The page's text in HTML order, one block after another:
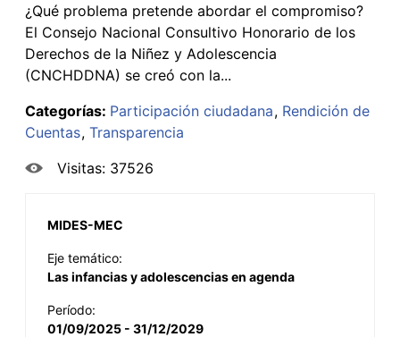
¿Qué problema pretende abordar el compromiso?
El Consejo Nacional Consultivo Honorario de los
Derechos de la Niñez y Adolescencia
(CNCHDDNA) se creó con la...
Categorías: Participación ciudadana Rendición de
Cuentas Transparencia
Visitas: 37526
MIDES-MEC
Eje temático:
Las infancias y adolescencias en agenda
Período:
01/09/2025 - 31/12/2029